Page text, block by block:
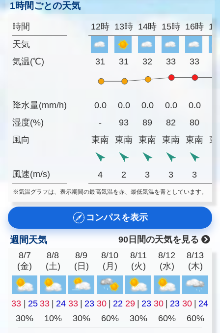
1時間ごとの天気
時間
天気
気温(℃)
降水量(mm/h)
湿度(%)
風向
風速(m/s)
12時 13時 14時 15時 16時
31 31 32 33 33
0.0 0.0 0.0 0.0 0.0
-
93 89 82 80
東南
東南 東南 東南 東南 東
4 2 3 3 3
※気温グラフは、表示期間の最高気温を赤、最低気温を青としています。
コンパスを表示
週間天気
90日間の天気を見る
8/7
(金)
8/8
(土)
8/9
(日)
8/10
(月)
8/11
(火)
8/12
(水)
8/13
(木)
33 | 25 33 | 24 33 | 23 30 | 22 29 | 23 30 | 23 30 | 24
30%
10% 30% 60% 30% 60% 60%